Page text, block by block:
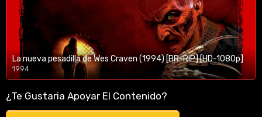
La nueva pesadilla de Wes Craven (1994) [BR-RIP] [HD-1080p]
1994
1080p/720p
¿Te Gustaria Apoyar El Contenido?